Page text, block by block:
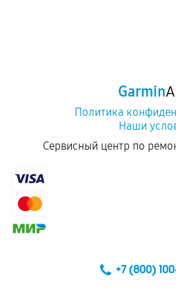
Garmin
Политика
Наши
Сервисный центр по
+7 (800)